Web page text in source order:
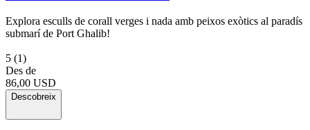
Explora esculls de corall verges i nada amb peixos exòtics al paradís
submarí de Port Ghalib!
5 (1)
Des de
86,00 USD
Descobreix